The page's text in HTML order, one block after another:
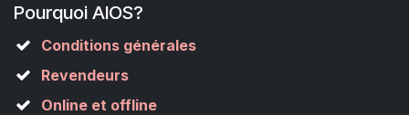
Pourquoi AIOS?
Conditions générales
Revendeurs
Online et offline